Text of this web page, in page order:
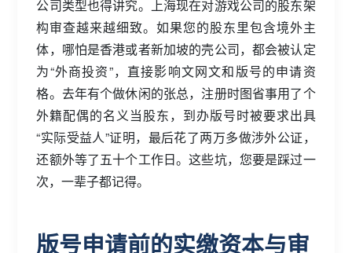
公司类型也得讲究。上海现在对游戏公司的股东架
构审查越来越细致。如果您的股东里包含境外主
体，哪怕是香港或者新加坡的壳公司，都会被认定
为“外商投资”，直接影响文网文和版号的申请资
格。去年有个做休闲的张总，注册时图省事用了个
外籍配偶的名义当股东，到办版号时被要求出具
“实际受益人”证明，最后花了两万多做涉外公证，
还额外等了五十个工作日。这些坑，您要是踩过一
次，一辈子都记得。
版号申请前的实缴资本与审